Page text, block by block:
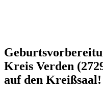
Kreis Verden
auf den Kreißsaal!